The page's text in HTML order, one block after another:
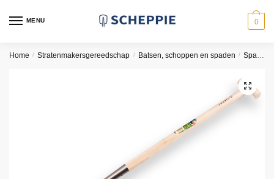
MENU 0
Home / Stratenmakersgereedschap / Batsen, schoppen en spaden / Spaden
🔍